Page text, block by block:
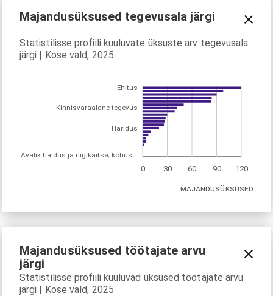
Majandusüksused tegevusala järgi
Statistilisse profiili kuuluvate üksuste arv tegevusala
järgi | Kose vald, 2025
0 30 60 90 120
Ehitus
Kinnisvaraalane tegevus
Haridus
Avalik haldus ja riigikaitse; kohus...
MAJANDUSÜKSUSED
Majandusüksused töötajate arvu
järgi
Statistilisse profiili kuuluvad üksused töötajate arvu
järgi | Kose vald, 2025